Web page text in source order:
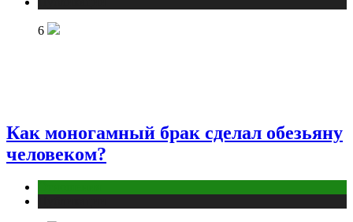
6
Как моногамный брак сделал обезьяну
человеком?